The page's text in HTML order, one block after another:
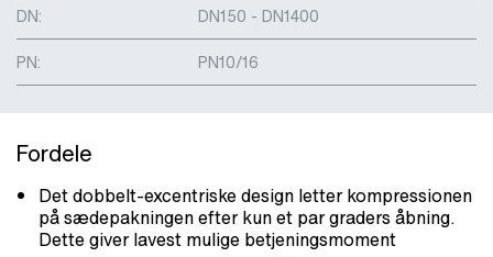
DN:
DN150 - DN1400
PN:
PN10/16
Fordele
Det dobbelt-excentriske design letter kompressionen
på sædepakningen efter kun et par graders åbning.
Dette giver lavest mulige betjeningsmoment